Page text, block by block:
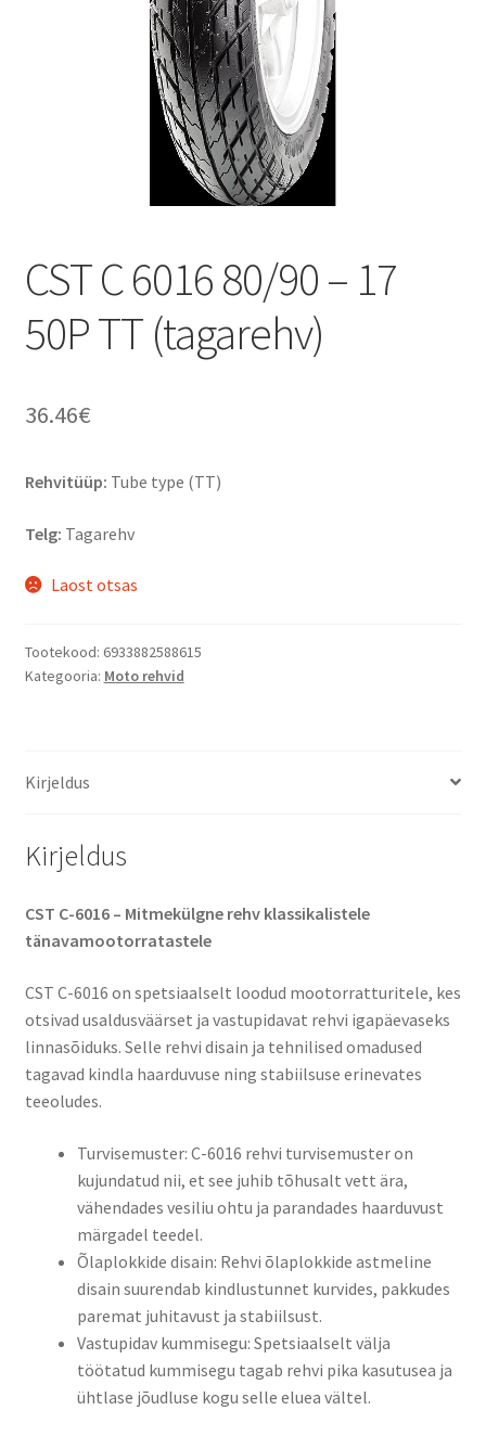
CST C 6016 80/90 – 17
50P TT (tagarehv)
36.46€
Rehvitüüp: Tube type (TT)
Telg: Tagarehv
Laost otsas
Tootekood: 6933882588615
Kategooria: Moto rehvid
Kirjeldus
Kirjeldus
CST C-6016 – Mitmekülgne rehv klassikalistele
tänavamootorratastele
CST C-6016 on spetsiaalselt loodud mootorratturitele, kes
otsivad usaldusväärset ja vastupidavat rehvi igapäevaseks
linnasõiduks. Selle rehvi disain ja tehnilised omadused
tagavad kindla haarduvuse ning stabiilsuse erinevates
teeoludes.​
Turvisemuster: C-6016 rehvi turvisemuster on
kujundatud nii, et see juhib tõhusalt vett ära,
vähendades vesiliu ohtu ja parandades haarduvust
märgadel teedel.
Õlaplokkide disain: Rehvi õlaplokkide astmeline
disain suurendab kindlustunnet kurvides, pakkudes
paremat juhitavust ja stabiilsust.
Vastupidav kummisegu: Spetsiaalselt välja
töötatud kummisegu tagab rehvi pika kasutusea ja
ühtlase jõudluse kogu selle eluea vältel.